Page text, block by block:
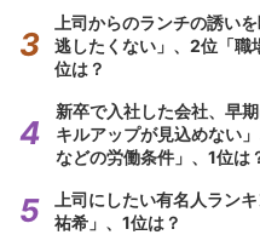
上司からのランチの誘い
逃したくない」、2位「職
位は？
新卒で入社した会社、早
キルアップが見込めない
などの労働条件」、1位は
上司にしたい有名人ラ
祐希」、1位は？